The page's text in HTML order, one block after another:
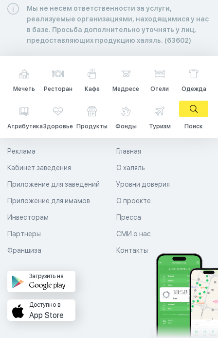
Мы не несем ответственности за услуги,
реализуемые организациями, находящимися у нас
в базе. Просьба дополнительно уточнять у лиц,
предоставляющих продукцию халяль. (63602)
Мечеть Ресторан Кафе Медресе Отели Одежда
АтрибутикаЗдоровье Продукты Фонды Туризм Поиск
Главная
О халяль
Уровни доверия
Реклама
Кабинет заведения
Приложение для заведений
Приложение для имамов О проекте
Пресса
СМИ о нас
Контакты
Инвесторам
Партнеры
Франшиза
Загрузить на
Доступно в
App Store